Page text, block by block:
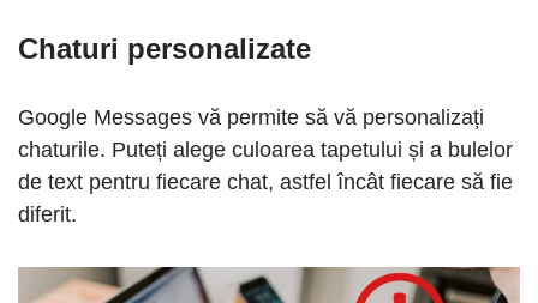
Chaturi personalizate
Google Messages vă permite să vă personalizați
chaturile. Puteți alege culoarea tapetului și a bulelor
de text pentru fiecare chat, astfel încât fiecare să fie
diferit.